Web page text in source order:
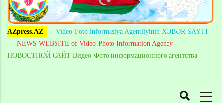
AZpress.AZ
- Video-Foto informasiya Agentliyinin XƏBƏR SAYTI
-- NEWS WEBSITE of Video-Photo Information Agency --
НОВОСТНОЙ САЙТ Видео-Фото информационного агентства